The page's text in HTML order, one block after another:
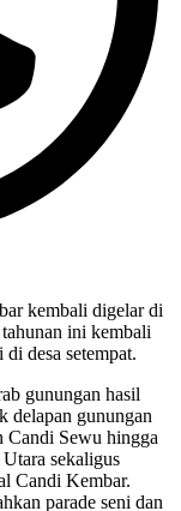
kembali digelar di
ini kembali
desa setempat.
gunungan hasil
delapan gunungan
Candi Sewu hingga
sekaligus
Candi Kembar.
parade seni dan